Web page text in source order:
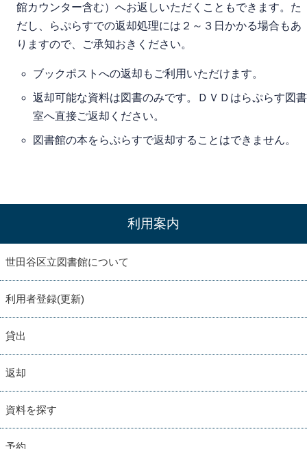
館カウンター含む）へお返しいただくこともできます。た
だし、らぷらすでの返却処理には２～３日かかる場合もあ
りますので、ご承知おきください。
ブックポストへの返却もご利用いただけます。
返却可能な資料は図書のみです。ＤＶＤはらぷらす図書
室へ直接ご返却ください。
図書館の本をらぷらすで返却することはできません。
利用案内
世田谷区立図書館について
利用者登録(更新)
貸出
返却
資料を探す
予約